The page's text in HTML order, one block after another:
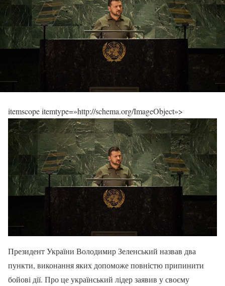
itemscope itemtype=»http://schema.org/ImageObject»>
Президент України Володимир Зеленський назвав два
пункти, виконання яких допоможе повністю припинити
бойові дії. Про це український лідер заявив у своєму